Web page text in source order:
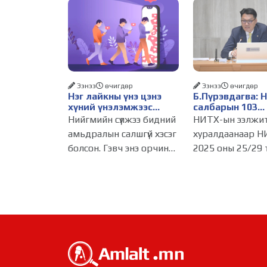
Нэг лайкны үнэ цэнэ
хүний үнэлэмжээс
давах болсон уу?
Ээнээ өчигдѳр
Нийгмийн сүлжээ бидний
амьдралын салшгүй хэсэг
болсон. Гэвч энэ орчинд
Б.Пүрэвдагва:
салбарын 103
үйлчилгээний
бүртгэлийг
бизнес
таатай нөхцөл
Ээнээ өчигдѳр
НИТХ-ын
хуралдаанаар
2025 оны 25/29